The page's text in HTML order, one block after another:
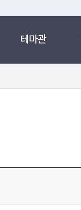
테마관